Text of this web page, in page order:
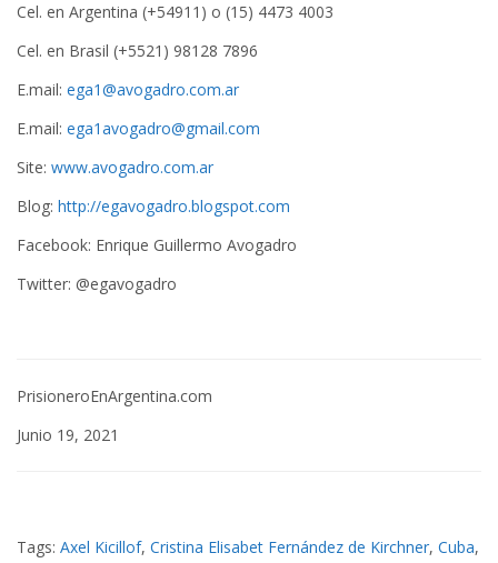
Cel. en Argentina (+54911) o (15) 4473 4003
Cel. en Brasil (+5521) 98128 7896
E.mail: ega1@avogadro.com.ar
E.mail: ega1avogadro@gmail.com
Site: www.avogadro.com.ar
Blog: http://egavogadro.blogspot.com
Facebook: Enrique Guillermo Avogadro
Twitter: @egavogadro
PrisioneroEnArgentina.com
Junio 19, 2021
Tags: Axel Kicillof, Cristina Elisabet Fernández de Kirchner, Cuba,